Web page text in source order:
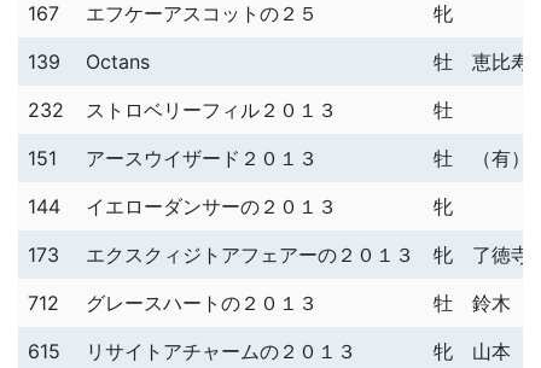
167
エフケーアスコットの２５
牝
139
Octans 牡
恵比寿
232
ストロベリーフィル２０１３
牡
151
アースウイザード２０１３ 牡
（有
144
イエローダンサーの２０１３
牝
173
エクスクィジトアフェアーの２０１３ 牝
了徳寺
712
グレースハートの２０１３ 牡
鈴木
615
リサイトアチャームの２０１３ 牝
山本